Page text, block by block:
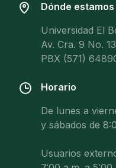
Dónde estamos
Universidad El
Av. Cra. 9 No.
PBX (571)
Horario
De lunes a
y sábados de
Usuarios